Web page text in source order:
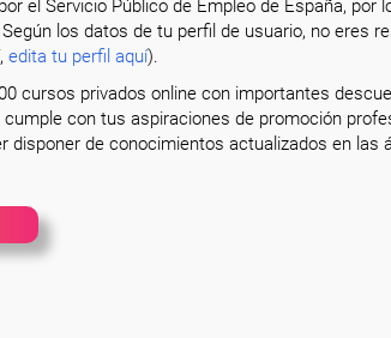
el Servicio Público de Empleo de España, por
los datos de tu perfil de usuario, no eres
edita tu perfil aquí).
cursos privados online con importantes
con tus aspiraciones de promoción
disponer de conocimientos actualizados en las